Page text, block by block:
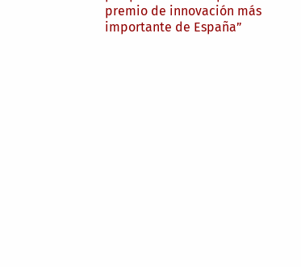
premio de innovación más
importante de España”